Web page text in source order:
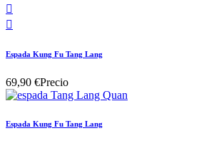


Espada Kung Fu Tang Lang
69,90 €Precio
Espada Kung Fu Tang Lang